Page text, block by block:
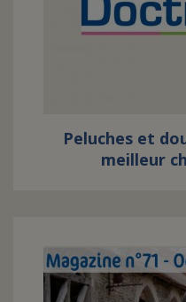
Peluches et
meilleur